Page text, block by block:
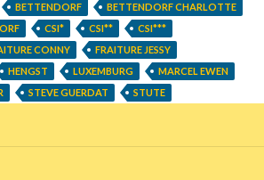
BETTENDORF
BETTENDORF CHARLOTTE
CSI* CSI**
CSI***
CONNY
FRAITURE JESSY
HENGST LUXEMBURG
MARCEL EWEN
STEVE GUERDAT STUTE